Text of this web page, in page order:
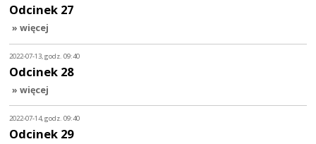
Odcinek 27
» więcej
2022-07-13, godz. 09:40
Odcinek 28
» więcej
2022-07-14, godz. 09:40
Odcinek 29